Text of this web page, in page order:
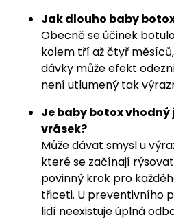
Jak dlouho baby
Obecně se účinek
kolem tří až čtyř
dávky může efekt
není utlumený tak
Je baby botox vhodný
vrásek?
Může dávat smysl u
které se začínají
povinný krok pro
třiceti. U preventivního
lidí neexistuje úplná